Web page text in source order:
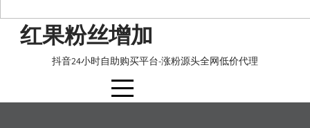
红果粉丝增加
抖音24小时自助购买平台-涨粉源头全网低价代理